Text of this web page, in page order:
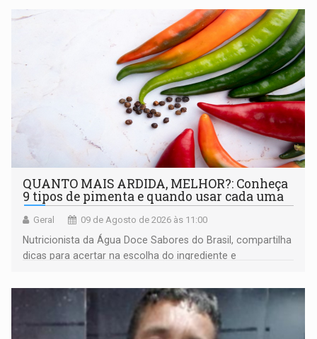
QUANTO MAIS ARDIDA, MELHOR?: Conheça
9 tipos de pimenta e quando usar cada uma
Geral 09 de Agosto de 2026 às 11:00
Nutricionista da Água Doce Sabores do Brasil, compartilha
dicas para acertar na escolha do ingrediente e